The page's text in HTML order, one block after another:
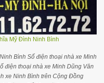
Mỹ Đình Ninh Bình
Bình Số điện thoại nhà xe Minh
điện thoại nhà xe Minh Dũng Văn
xe Ninh Bình trên Cộng Đồng